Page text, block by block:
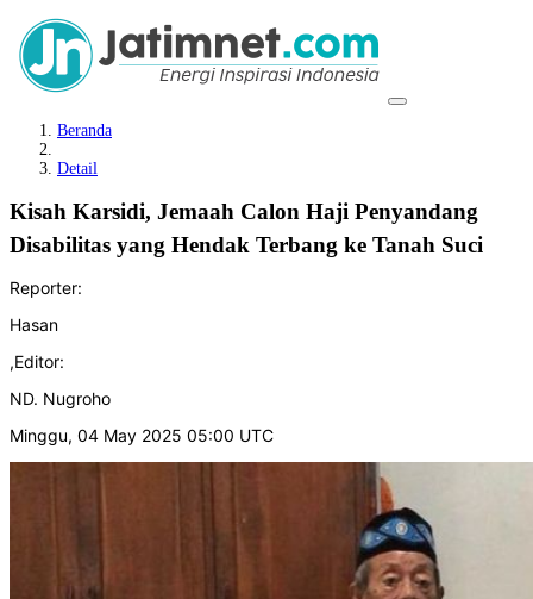
Beranda
Detail
Kisah Karsidi, Jemaah Calon Haji Penyandang
Disabilitas yang Hendak Terbang ke Tanah Suci
Reporter:
Hasan
,Editor:
ND. Nugroho
Minggu, 04 May 2025 05:00 UTC